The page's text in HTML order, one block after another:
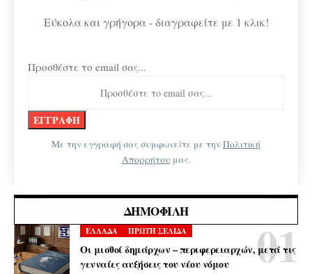
Εύκολα και γρήγορα - διαγραφείτε με 1 κλικ!
Προσθέστε το email σας...
Με την εγγραφή σας συμφωνείτε με τηνΠολιτική
Απορρήτου μας.
ΔΗΜΟΦΙΛΉ
ΕΛΛΑΔΑ ΠΡΩΤΗ ΣΕΛΙΔΑ
Οι μισθοί δημάρχων – περιφερειαρχών, μετά τις
γενναίες αυξήσεις του νέου νόμου